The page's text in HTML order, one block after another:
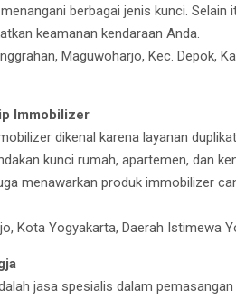
berbagai jenis kunci.
keamanan kendaraan Anda.
Maguwoharjo, Kec. Depok,
Immobilizer
dikenal karena layanan
kunci rumah, apartemen, dan
menawarkan produk immobilizer
Kota Yogyakarta, Daerah Istimewa
jasa spesialis dalam